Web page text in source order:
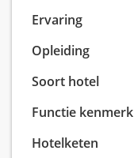
Ervaring
Opleiding
Soort hotel
Functie kenmerk
Hotelketen